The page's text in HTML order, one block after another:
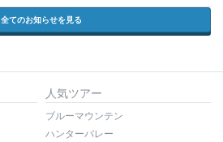
全てのお知らせを見る
人気ツアー
ブルーマウンテン
ハンターバレー